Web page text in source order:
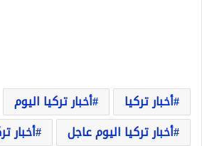
أخبار تركيا
أخبار تركيا اليوم
أخبار تركيا اليوم عاجل
أخبار